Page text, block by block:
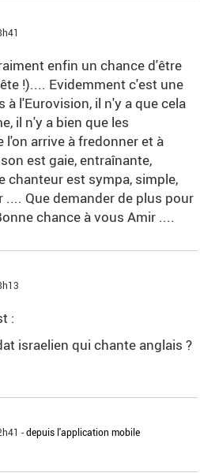
enfin un chance d'être
!).... Evidemment c'est une
à l'Eurovision, il n'y a que cela
il n'y a bien que les
arrive à fredonner et à
est gaie, entraînante,
chanteur est sympa, simple,
.... Que demander de plus pour
chance à vous Amir ....
:
israelien qui chante anglais ?
-depuis l'application mobile